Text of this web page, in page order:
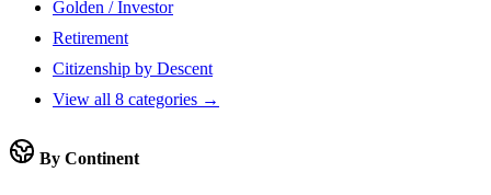
Golden / Investor
Retirement
Citizenship by Descent
View all 8 categories →
By Continent